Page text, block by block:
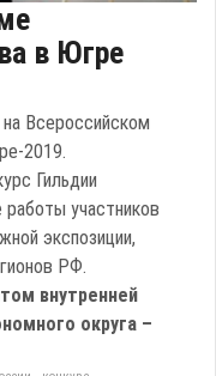
в Югре
Всероссийском
2019.
Гильдии
участников
экспозиции,
РФ.
внутренней
округа –